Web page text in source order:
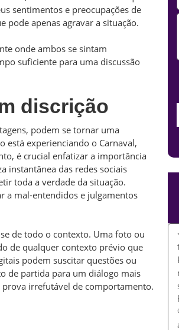
sentimentos e preocupações de
pode apenas agravar a situação.
onde ambos se sintam
suficiente para uma discussão
discrição
podem se tornar uma
está experienciando o Carnaval,
é crucial enfatizar a importância
instantânea das redes sociais
toda a verdade da situação.
a mal-entendidos e julgamentos
de todo o contexto. Uma foto ou
de qualquer contexto prévio que
podem suscitar questões ou
de partida para um diálogo mais
irrefutável de comportamento.